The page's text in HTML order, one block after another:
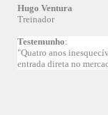
Hugo Ventura
Treinador
Testemunho:
"Quatro anos
entrada direta no